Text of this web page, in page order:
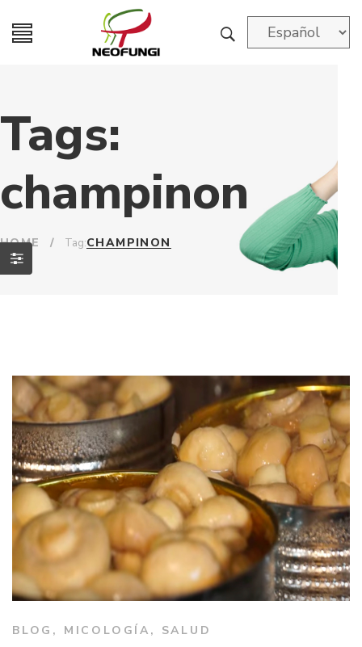
Tags:
champinon
HOME / Tag:CHAMPINON
BLOG , MICOLOGÍA , SALUD